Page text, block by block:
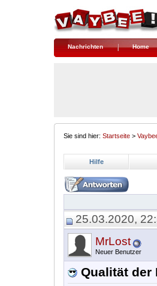
Nachrichten Home
Sie sind hier: Startseite >
Hilfe
25.03.2020,
MrLost
Neuer Benutzer
Qualität der